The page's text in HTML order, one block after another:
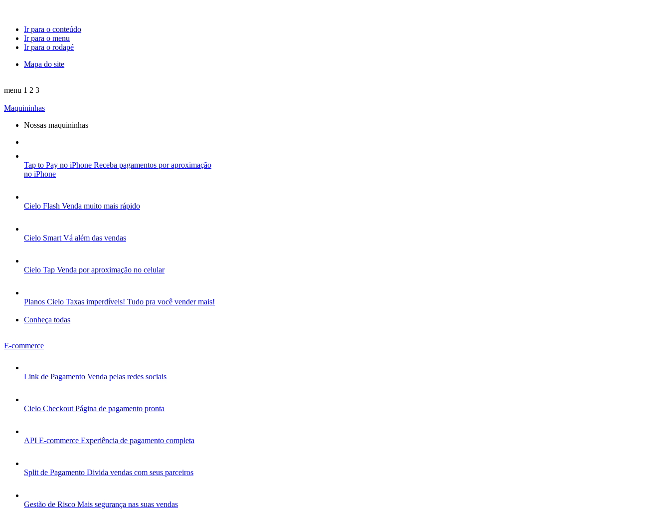
Ir para o conteúdo
Ir para o menu
Ir para o rodapé
Mapa do site
menu 1 2 3
Maquininhas
Nossas maquininhas
Tap to Pay no iPhone Receba pagamentos por aproximação
no iPhone
Cielo Flash Venda muito mais rápido
Cielo Smart Vá além das vendas
Cielo Tap Venda por aproximação no celular
Planos Cielo Taxas imperdíveis! Tudo pra você vender mais!
Conheça todas
E-commerce
Link de Pagamento Venda pelas redes sociais
Cielo Checkout Página de pagamento pronta
API E-commerce Experiência de pagamento completa
Split de Pagamento Divida vendas com seus parceiros
Gestão de Risco Mais segurança nas suas vendas